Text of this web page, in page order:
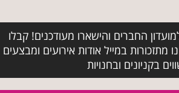
החברים והישארו מעודכנים! קבלו
מתזכורות במייל אודות אירועים ומבצעים
בקניונים ובחנויות